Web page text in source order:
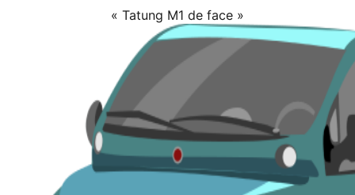
« Tatung M1 de face »